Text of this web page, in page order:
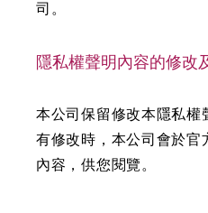
司。
隱私權聲明內容的修改
本公司保留修改本隱私權
有修改時，本公司會於官
內容，供您閱覽。